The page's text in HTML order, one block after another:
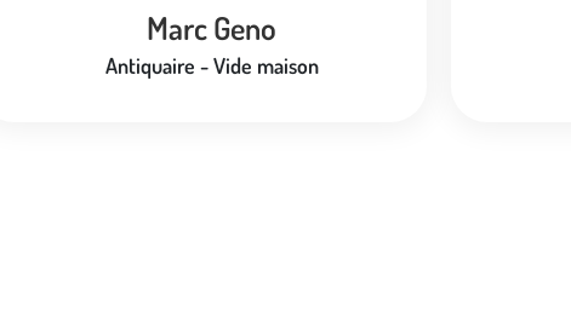
Marc Geno
Antiquaire - Vide maison